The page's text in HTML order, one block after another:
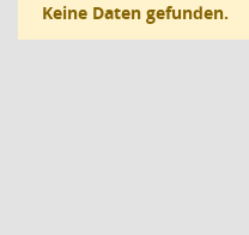
Keine Daten gefunden.